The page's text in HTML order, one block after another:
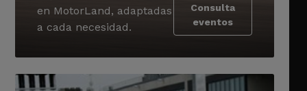
en MotorLand, adaptadas
a cada necesidad.
Consulta
eventos